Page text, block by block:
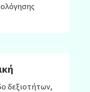
δεξιοτήτων,